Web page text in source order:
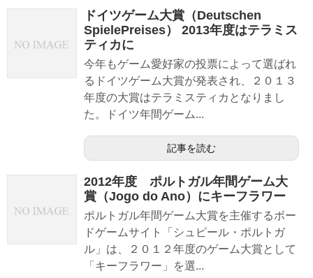
ドイツゲーム大賞（Deutschen
SpielePreises） 2013年度はテラミス
ティカに
今年もゲーム愛好家の投票によって選ばれ
るドイツゲーム大賞が発表され、２０１３
年度の大賞はテラミスティカとなりまし
た。ドイツ年間ゲーム...
記事を読む
2012年度 ポルトガル年間ゲーム大
賞（Jogo do Ano）にキーフラワー
ポルトガル年間ゲーム大賞を主催するボー
ドゲームサイト「シュピール・ポルトガ
ル」は、２０１２年度のゲーム大賞として
「キーフラワー」を選...